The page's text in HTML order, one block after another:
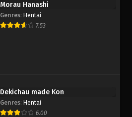
Morau Hanashi
Genres: Hentai
7.53
Dekichau made Kon
Genres: Hentai
6.00